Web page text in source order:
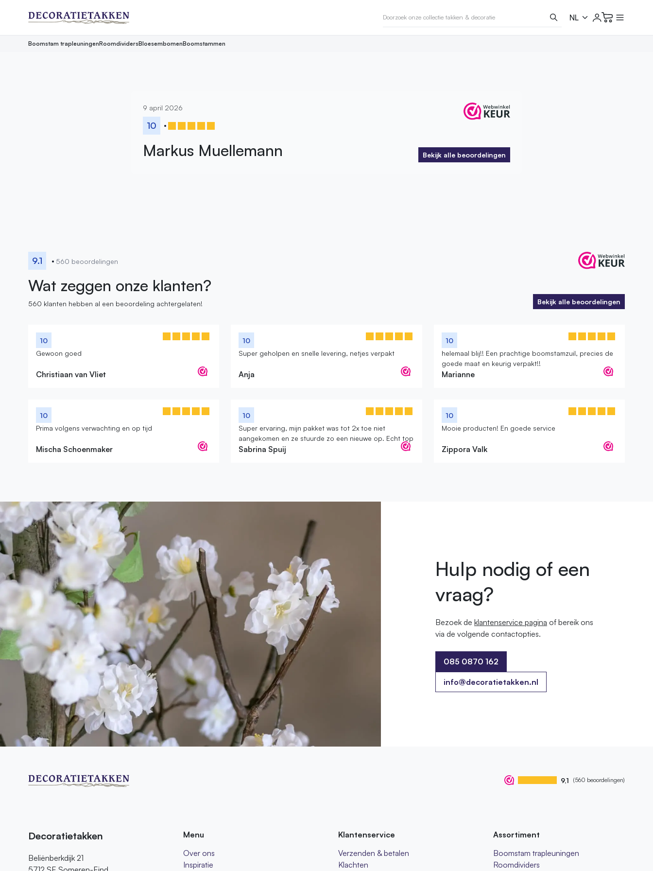
Boomstam trapleuningenRoomdividersBloesembomenBoomstammen
9 april 2026
10
Markus Muellemann
Bekijk alle beoordelingen
Bekijk alle beoordelingen
9.1 560 beoordelingen
Wat zeggen onze klanten?
560 klanten hebben al een beoordeling achtergelaten!
Bekijk alle beoordelingen
Bekijk alle beoordelingen
10
Gewoon goed
Christiaan van Vliet
10
Super geholpen en snelle levering, netjes verpakt
Anja
10
helemaal blij!! Een prachtige boomstamzuil, precies de
goede maat en keurig verpakt!!
Marianne
10
Prima volgens verwachting en op tijd
Mischa Schoenmaker
10
Super ervaring, mijn pakket was tot 2x toe niet
aangekomen en ze stuurde zo een nieuwe op. Echt top
Sabrina Spuij
10
Mooie producten! En goede service
Zippora Valk
Hulp nodig of een
vraag?
Bezoek de klantenservice pagina of bereik ons ​​
via de volgende contactopties.
085 0870 162
085 0870 162
info@decoratietakken.nl
9,1 (560 beoordelingen)
Decoratietakken
Beliënberkdijk 21
Menu
Over ons
Inspiratie
Klantenservice
Verzenden & betalen
Klachten
Assortiment
Boomstam trapleuningen
Roomdividers